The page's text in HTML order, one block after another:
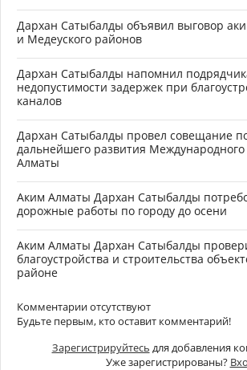
Дархан Сатыбалды объявил выговор
и Медеуского районов
Дархан Сатыбалды напомнил
недопустимости задержек при
каналов
Дархан Сатыбалды провел совещание
дальнейшего развития Международного
Алматы
Аким Алматы Дархан Сатыбалды
дорожные работы по городу до осени
Аким Алматы Дархан Сатыбалды
благоустройства и строительства
районе
Комментарии отсутствуют
Будьте первым, кто оставит комментарий!
Зарегистрируйтесь для добавления
Уже зарегистрированы?